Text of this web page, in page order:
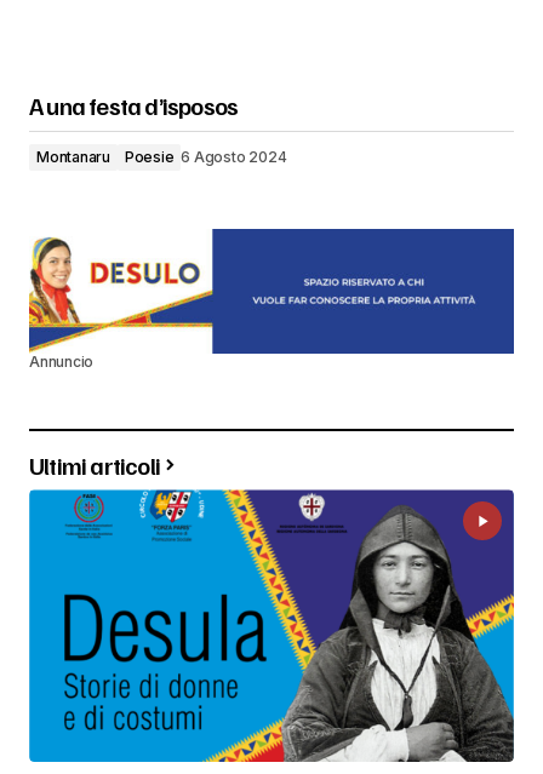
A una festa d’isposos
Montanaru Poesie 6 Agosto 2024
Annuncio
Ultimi articoli